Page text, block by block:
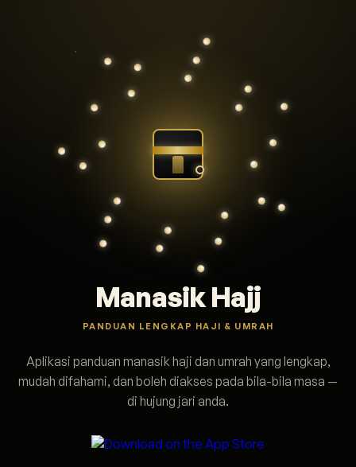
Manasik Hajj
PANDUAN LENGKAP HAJI & UMRAH
Aplikasi panduan manasik haji dan umrah yang lengkap,
mudah difahami, dan boleh diakses pada bila-bila masa —
di hujung jari anda.